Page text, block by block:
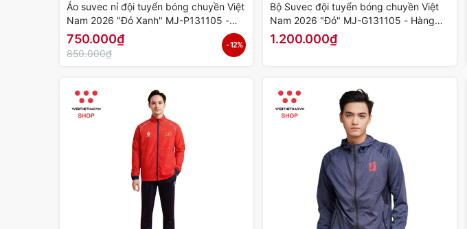
Áo suvec nỉ đội tuyển bóng chuyền Việt
Nam 2026 "Đỏ Xanh" MJ-P131105 -
Hàng Chính Hãng
750.000₫
850.000₫
- 12%
Bộ Suvec đội tuyển bóng chuyền Việt
Nam 2026 "Đỏ" MJ-G131105 - Hàng
Chính Hãng
1.200.000₫